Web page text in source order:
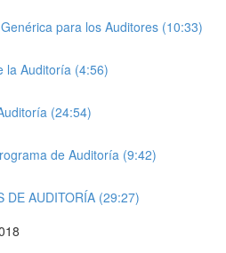
para los Auditores (10:33)
la Auditoría (4:56)
(24:54)
de Auditoría (9:42)
DE AUDITORÍA (29:27)